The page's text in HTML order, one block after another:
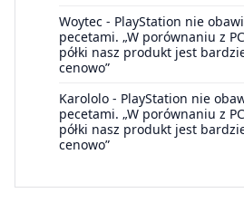
Woytec - PlayStation nie
pecetami. „W porównaniu z
półki nasz produkt jest
cenowo”
Karololo - PlayStation nie
pecetami. „W porównaniu z
półki nasz produkt jest
cenowo”